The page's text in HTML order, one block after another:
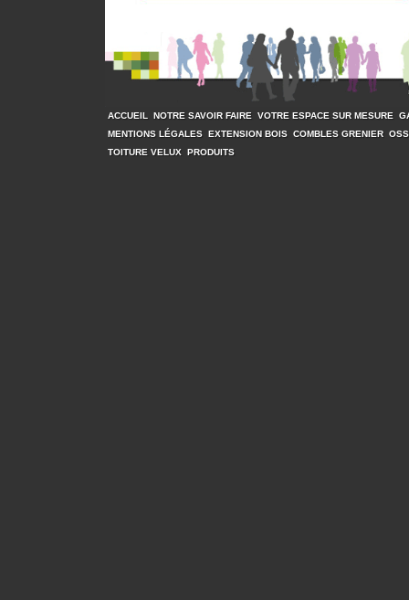
ACCUEIL NOTRE SAVOIR FAIRE VOTRE ESPACE SUR MESURE
MENTIONS LÉGALES EXTENSION BOIS COMBLES GRENIER
TOITURE VELUX PRODUITS